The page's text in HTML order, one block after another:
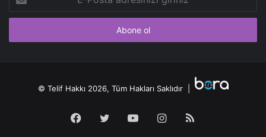
Posta
adresinizi
© Telif Hakkı 2026, Tüm Hakları Saklıdır |
Facebook
TwitterYouTubeInstagram
RSS